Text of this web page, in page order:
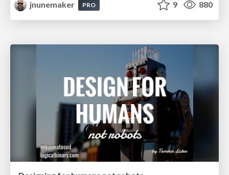
jnunemaker
PRO 9 880